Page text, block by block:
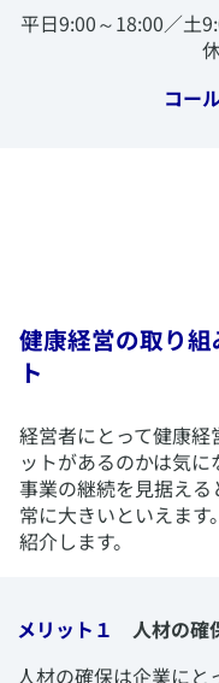
平日9:00～18:00／土
コー
健康経営の取り
ト
経営者にとって健康
ットがあるのかは気
事業の継続を見据え
常に大きいといえま
紹介します。
メリット１
人材の確
人材の確保は企業にと